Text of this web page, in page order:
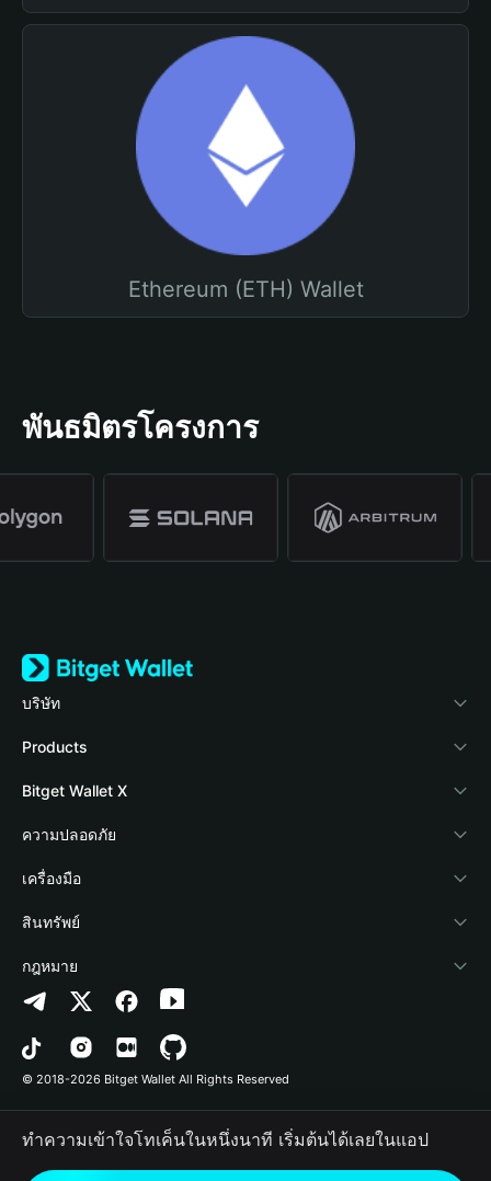
Ethereum (ETH) Wallet
พันธมิตรโครงการ
บริษัท
เกี่ยวกับ Bitget Wallet
Blog
Academy
ข่าวสารด้านคริปโต
ศูนย์ช่วยเหลือ
ติดต่อเรา
ทรัพยากรข้อมูลของแบรนด์
อาชีพ
Products
Crypto Card
Stablecoin Earn
Payfi Crypto
Crypto Swap API
Altcoin Season Index
Prediction Markets
DApp
RWA
Bitget Wallet X
นักพัฒนา
เชื่อมต่อ Wallet
Bitget Wallet Pay
ลิสต์โปรเจกต์
ความปลอดภัย
Protection Fund
เทคโนโลยีความปลอดภัย
เครื่องมือ
ซื้อคริปโต
การตรวจจับการอนุญาต
การตรวจจับสัญญา
การโอนเป็นชุด
สินทรัพย์
Arbitrum
Avalanche
Bitcoin
Polygon
กฎหมาย
นโยบายความเป็นส่วนตัว
ข้อตกลงในการใช้บริการ
© 2018-2026 Bitget Wallet All Rights Reserved
ทำความเข้าใจโทเค็นในหนึ่งนาที เริ่มต้นได้เลยในแอป